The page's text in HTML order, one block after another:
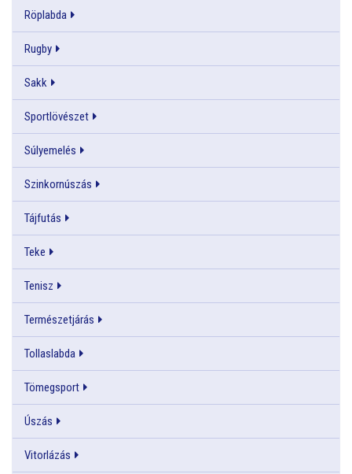
Röplabda
Rugby
Sakk
Sportlövészet
Súlyemelés
Szinkornúszás
Tájfutás
Teke
Tenisz
Természetjárás
Tollaslabda
Tömegsport
Úszás
Vitorlázás